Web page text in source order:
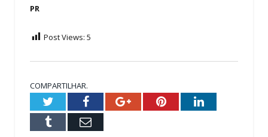
PR
Post Views: 5
COMPARTILHAR.
TwitterFacebookGoogle+PinterestLinkedIn
Tumblr Email